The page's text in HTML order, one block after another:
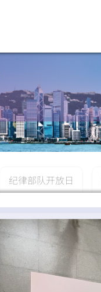
纪律部队开放日